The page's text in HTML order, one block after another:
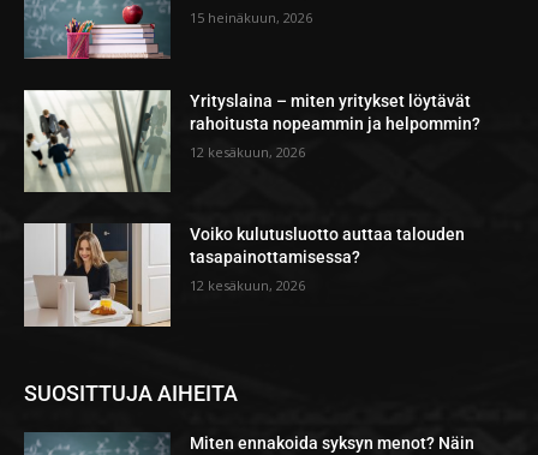
15 heinäkuun, 2026
Yrityslaina – miten yritykset löytävät
rahoitusta nopeammin ja helpommin?
12 kesäkuun, 2026
Voiko kulutusluotto auttaa talouden
tasapainottamisessa?
12 kesäkuun, 2026
SUOSITTUJA AIHEITA
Miten ennakoida syksyn menot? Näin